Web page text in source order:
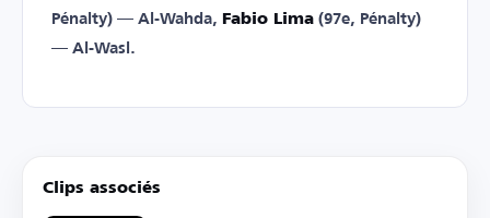
Pénalty) — Al-Wahda, Fabio Lima (97e, Pénalty)
— Al-Wasl.
Clips associés